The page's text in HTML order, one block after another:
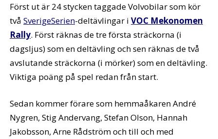
Först ut är 24 stycken taggade Volvobilar som kör
två SverigeSerien-deltävlingar i VOC Mekonomen
Rally. Först räknas de tre första sträckorna (i
dagsljus) som en deltävling och sen räknas de två
avslutande sträckorna (i mörker) som en deltävling.
Viktiga poäng på spel redan från start.
Sedan kommer förare som hemmaåkaren André
Nygren, Stig Andervang, Stefan Olson, Hannah
Jakobsson, Arne Rådström och till och med